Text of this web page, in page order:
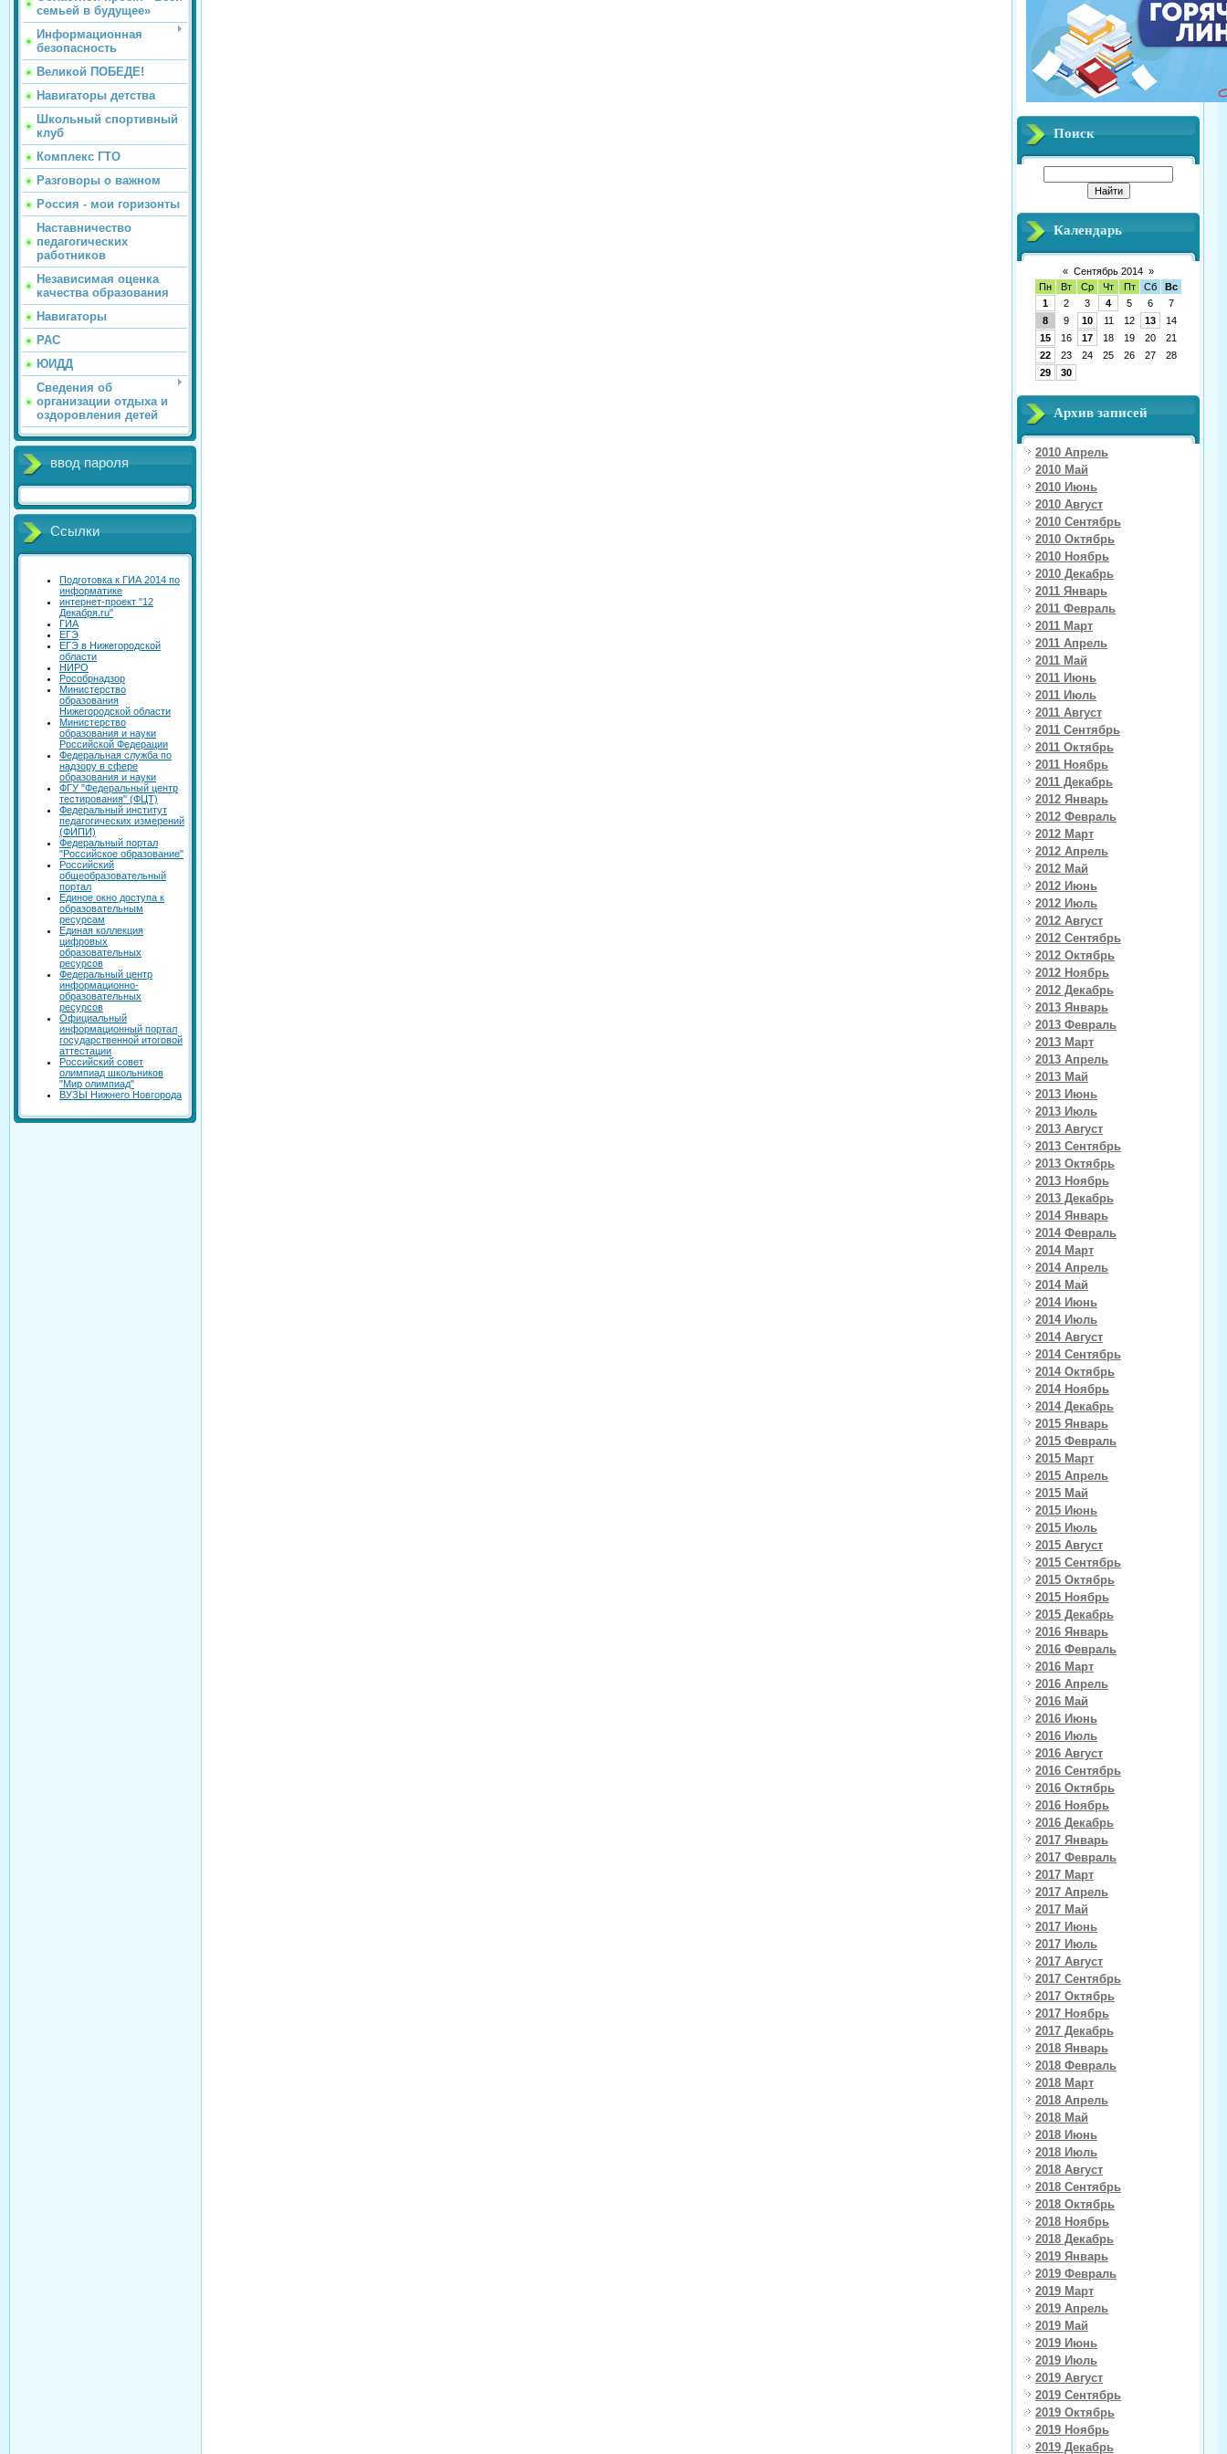
семьей в будущее»
Информационная
безопасность
Великой ПОБЕДЕ!
Навигаторы детства
Школьный спортивный
клуб
Комплекс ГТО
Разговоры о важном
Россия - мои горизонты
Наставничество
педагогических
работников
Независимая оценка
качества образования
Навигаторы
РАС
ЮИДД
Сведения об
организации отдыха и
оздоровления детей
ввод пароля
Ссылки
Подготовка к ГИА 2014 по
информатике
интернет-проект "12
Декабря.ru"
ГИА
ЕГЭ
ЕГЭ в Нижегородской
области
НИРО
Рособрнадзор
Министерство
образования
Нижегородской области
Министерство
образования и науки
Российской Федерации
Федеральная служба по
надзору в сфере
образования и науки
ФГУ "Федеральный центр
тестирования" (ФЦТ)
Федеральный институт
педагогических измерений
(ФИПИ)
Федеральный портал
"Российское образование"
Российский
общеобразовательный
портал
Единое окно доступа к
образовательным
ресурсам
Единая коллекция
цифровых
образовательных
ресурсов
Федеральный центр
информационно-
образовательных
ресурсов
Официальный
информационный портал
государственной итоговой
аттестации
Российский совет
олимпиад школьников
"Мир олимпиад"
ВУЗЫ Нижнего Новгорода
Поиск
Календарь
« Сентябрь 2014 »
Пн
Вт Ср Чт Пт Сб
Вс
1
2 3 4 5 6
7
8
9 10 11 12 13
14
15
16 17 18 19 20
21
22
23 24 25 26 27
28
29
30
Архив записей
2010 Апрель
2010 Май
2010 Июнь
2010 Август
2010 Сентябрь
2010 Октябрь
2010 Ноябрь
2010 Декабрь
2011 Январь
2011 Февраль
2011 Март
2011 Апрель
2011 Май
2011 Июнь
2011 Июль
2011 Август
2011 Сентябрь
2011 Октябрь
2011 Ноябрь
2011 Декабрь
2012 Январь
2012 Февраль
2012 Март
2012 Апрель
2012 Май
2012 Июнь
2012 Июль
2012 Август
2012 Сентябрь
2012 Октябрь
2012 Ноябрь
2012 Декабрь
2013 Январь
2013 Февраль
2013 Март
2013 Апрель
2013 Май
2013 Июнь
2013 Июль
2013 Август
2013 Сентябрь
2013 Октябрь
2013 Ноябрь
2013 Декабрь
2014 Январь
2014 Февраль
2014 Март
2014 Апрель
2014 Май
2014 Июнь
2014 Июль
2014 Август
2014 Сентябрь
2014 Октябрь
2014 Ноябрь
2014 Декабрь
2015 Январь
2015 Февраль
2015 Март
2015 Апрель
2015 Май
2015 Июнь
2015 Июль
2015 Август
2015 Сентябрь
2015 Октябрь
2015 Ноябрь
2015 Декабрь
2016 Январь
2016 Февраль
2016 Март
2016 Апрель
2016 Май
2016 Июнь
2016 Июль
2016 Август
2016 Сентябрь
2016 Октябрь
2016 Ноябрь
2016 Декабрь
2017 Январь
2017 Февраль
2017 Март
2017 Апрель
2017 Май
2017 Июнь
2017 Июль
2017 Август
2017 Сентябрь
2017 Октябрь
2017 Ноябрь
2017 Декабрь
2018 Январь
2018 Февраль
2018 Март
2018 Апрель
2018 Май
2018 Июнь
2018 Июль
2018 Август
2018 Сентябрь
2018 Октябрь
2018 Ноябрь
2018 Декабрь
2019 Январь
2019 Февраль
2019 Март
2019 Апрель
2019 Май
2019 Июнь
2019 Июль
2019 Август
2019 Сентябрь
2019 Октябрь
2019 Ноябрь
2019 Декабрь